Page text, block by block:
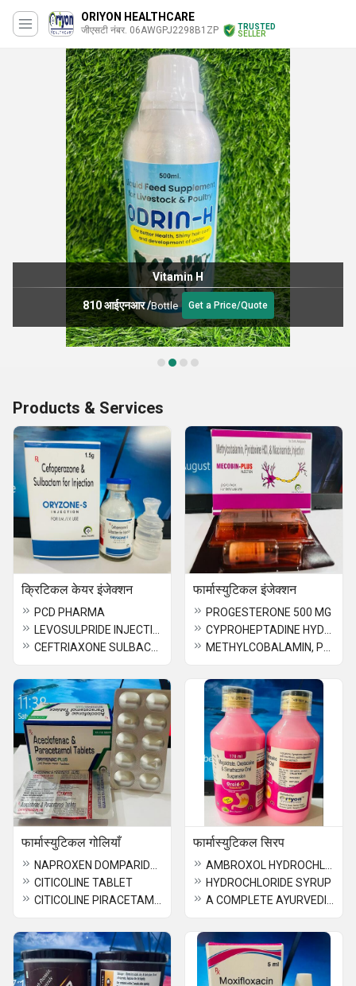
ORIYON HEALTHCARE
जीएसटी नंबर. 06AWGPJ2298B1ZP
TRUSTED
SELLER
Vitamin H
810 आईएनआर/Bottle Get a Price/Quote
Products & Services
क्रिटिकल केयर इंजेक्शन
PCD PHARMA
फार्मास्युटिकल इंजेक्शन
PROGESTERONE 500 MG
फार्मास्युटिकल गोलियाँ
CITICOLINE TABLET
फार्मास्युटिकल सिरप
HYDROCHLORIDE SYRUP